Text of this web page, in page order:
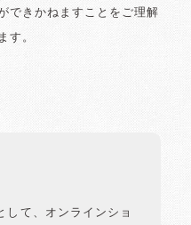
できかねますことをご理解
す。
して、オンラインショ